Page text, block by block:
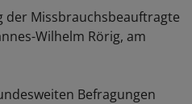
der Missbrauchsbeauftragte
Wilhelm Rörig, am
Befragungen